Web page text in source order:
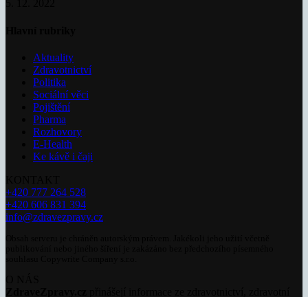
Aktuality
Zdravotnictví
Politika
Sociální věci
Pojištění
Pharma
Rozhovory
E-Health
Ke kávě i čaji
+420 777 264 528
+420 606 831 394
info@zdravezpravy.cz